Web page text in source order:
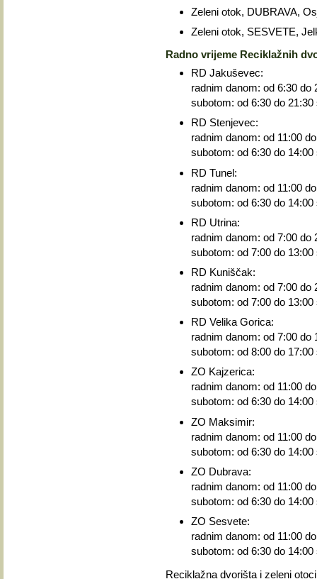
Zeleni otok, DUBRAVA,
Zeleni otok, SESVETE,
Radno vrijeme Reciklažnih
RD Jakuševec:
radnim danom: od 6:30 do
subotom: od 6:30 do 21:30
RD Stenjevec:
radnim danom: od 11:00
subotom: od 6:30 do 14:00
RD Tunel:
radnim danom: od 11:00
subotom: od 6:30 do 14:00
RD Utrina:
radnim danom: od 7:00 do
subotom: od 7:00 do 13:00
RD Kuniščak:
radnim danom: od 7:00 do
subotom: od 7:00 do 13:00
RD Velika Gorica:
radnim danom: od 7:00 do
subotom: od 8:00 do 17:00
ZO Kajzerica:
radnim danom: od 11:00
subotom: od 6:30 do 14:00
ZO Maksimir:
radnim danom: od 11:00
subotom: od 6:30 do 14:00
ZO Dubrava:
radnim danom: od 11:00
subotom: od 6:30 do 14:00
ZO Sesvete:
radnim danom: od 11:00
subotom: od 6:30 do 14:00
Reciklažna dvorišta i zeleni